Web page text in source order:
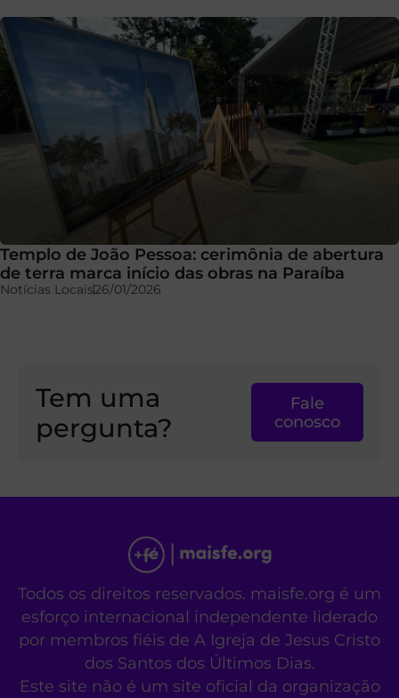
Templo de João Pessoa: cerimônia de abertura
de terra marca início das obras na Paraíba
Notícias Locais26/01/2026
Tem uma
pergunta?
Fale
conosco
Todos os direitos reservados. maisfe.org é um
esforço internacional independente liderado
por membros fiéis de A Igreja de Jesus Cristo
dos Santos dos Últimos Dias.
Este site não é um site oficial da organização